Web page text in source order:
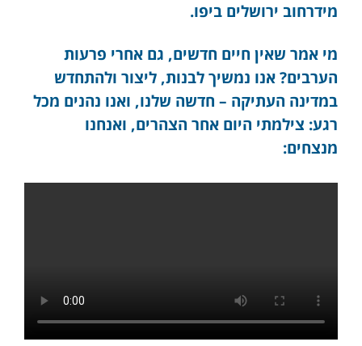
מידרחוב ירושלים ביפו.
מי אמר שאין חיים חדשים, גם אחרי פרעות
הערבים? אנו נמשיך לבנות, ליצור ולהתחדש
במדינה העתיקה – חדשה שלנו, ואנו נהנים מכל
רגע: צילמתי היום אחר הצהרים, ואנחנו
מנצחים: